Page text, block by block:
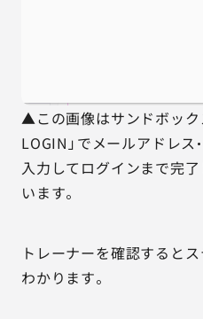
▲この画像はサンドボック
LOGIN」でメールアドレス
入力してログインまで完
います。
トレーナーを確認すると
わかります。